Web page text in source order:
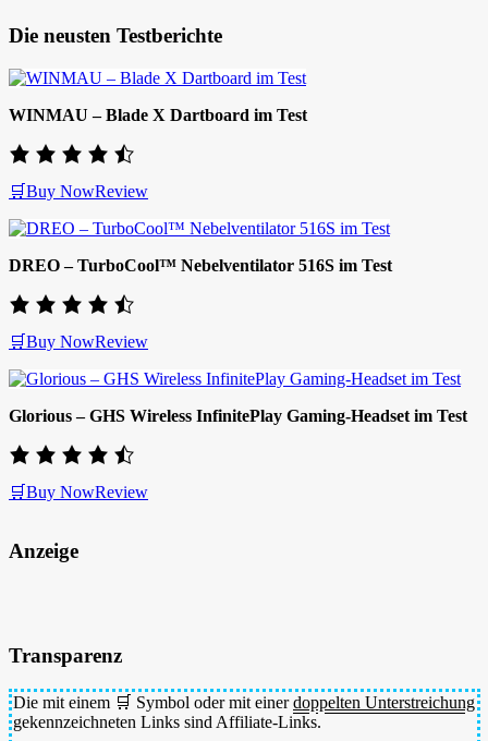
Die neusten Testberichte
WINMAU – Blade X Dartboard im Test
🛒Buy NowReview
DREO – TurboCool™ Nebelventilator 516S im Test
🛒Buy NowReview
Glorious – GHS Wireless InfinitePlay Gaming-Headset im Test
🛒Buy NowReview
Anzeige
Transparenz
Die mit einem 🛒 Symbol oder mit einerdoppelten Unterstreichung
gekennzeichneten Links sind Affiliate-Links.